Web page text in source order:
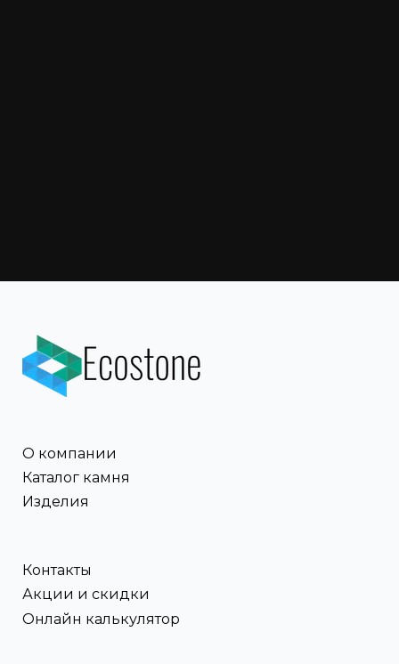
О компании
Каталог камня
Изделия
Контакты
Акции и скидки
Онлайн калькулятор